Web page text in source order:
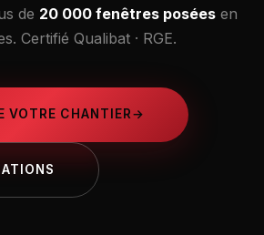
de 20 000 fenêtres posées en
Certifié Qualibat · RGE.
VOTRE CHANTIER→